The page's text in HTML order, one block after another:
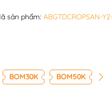
sản phẩm: ABGTDCROPSAN-
BOM30K BOM50K